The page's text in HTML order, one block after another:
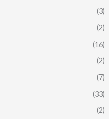
(3)
(2)
(16)
(2)
(7)
(33)
(2)